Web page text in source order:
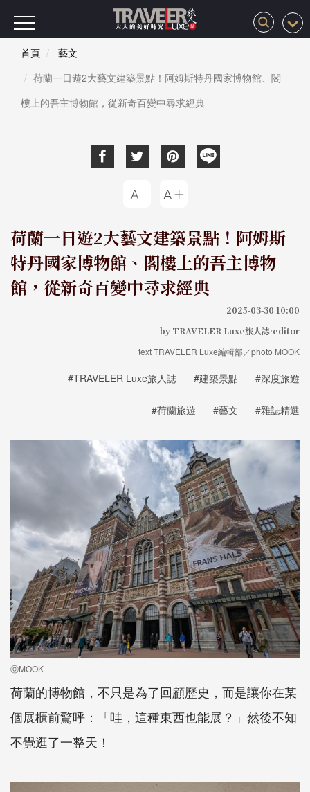
首頁
藝文
荷蘭一日遊2大藝文建築景點！阿姆斯特丹國家博物館、閣
樓上的吾主博物館，從新奇百變中尋求經典
荷蘭一日遊2大藝文建築景點！阿姆斯
特丹國家博物館、閣樓上的吾主博物
館，從新奇百變中尋求經典
2025-03-30 10:00
by TRAVELER Luxe旅人誌·editor
text TRAVELER Luxe編輯部／photo MOOK
#TRAVELER Luxe旅人誌 #建築景點 #深度旅遊
#荷蘭旅遊 #藝文 #雜誌精選
ⓒMOOK
荷蘭的博物館，不只是為了回顧歷史，而是讓你在某
個展櫃前驚呼：「哇，這種東西也能展？」然後不知
不覺逛了一整天！